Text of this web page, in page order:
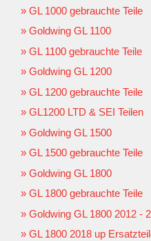
GL 1000 gebrauchte Teile
Goldwing GL 1100
GL 1100 gebrauchte Teile
Goldwing GL 1200
GL 1200 gebrauchte Teile
GL1200 LTD & SEI Teilen
Goldwing GL 1500
GL 1500 gebrauchte Teile
Goldwing GL 1800
GL 1800 gebrauchte Teile
Goldwing GL 1800 2012 -
GL 1800 2018 up